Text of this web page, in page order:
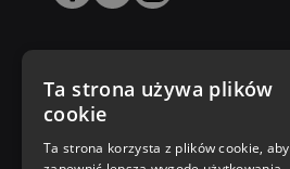
Zakupy u nas
Ta strona używa plików
cookie
Ta strona korzysta z plików cookie, aby